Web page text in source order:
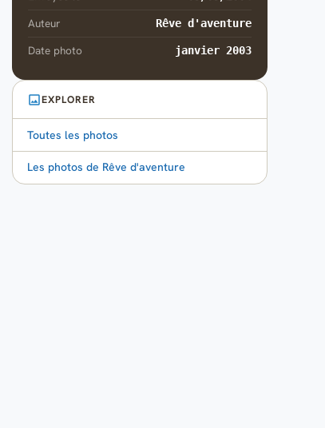
Auteur Rêve d'aventure
Date photo janvier 2003
EXPLORER
Toutes les photos
Les photos de Rêve d'aventure